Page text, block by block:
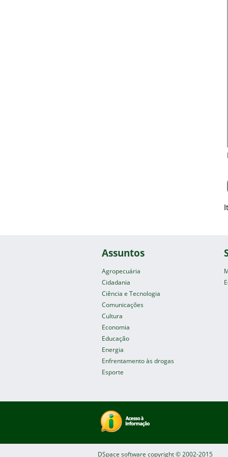
Assuntos
Agropecuária
Cidadania
Ciência e Tecnologia
Comunicações
Cultura
Economia
Educação
Energia
Enfrentamento às drogas
Esporte
DSpace software copyright © 2002-2015